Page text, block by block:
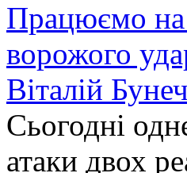
Працюємо на
ворожого
Віталій
Сьогодні
атаки двох